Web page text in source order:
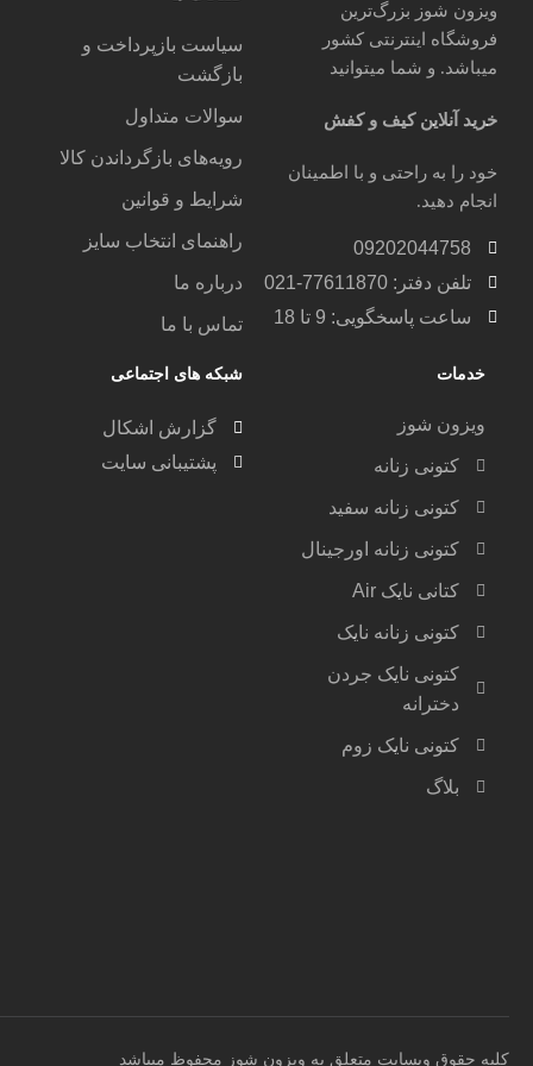
ویزون شوز بزرگ‌ترین
فروشگاه اینترنتی کشور
میباشد. و شما میتوانید
خرید آنلاین کیف و کفش
خود را به راحتی و با اطمینان
انجام دهید.
09202044758
تلفن دفتر: 77611870-021
ساعت پاسخگویی: 9 تا 18
سیاست بازپرداخت و
بازگشت
سوالات متداول
رویه‌های بازگرداندن کالا
شرایط و قوانین
راهنمای انتخاب سایز
درباره ما
تماس با ما
خدمات
ویزون شوز
کتونی زنانه
کتونی زنانه سفید
کتونی زنانه اورجینال
کتانی نایک Air
کتونی زنانه نایک
کتونی نایک جردن
دخترانه
کتونی نایک زوم
بلاگ
شبکه های اجتماعی
گزارش اشکال
پشتیبانی سایت
کلیه حقوق وبسایت متعلق به ویزون شوز محفوظ میباشد